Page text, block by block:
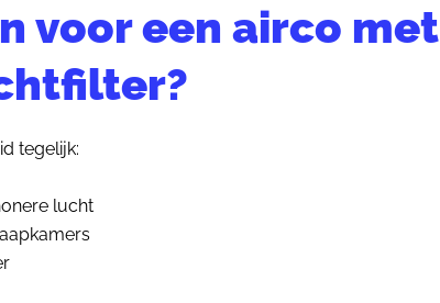
voor een airco met
tegelijk:
lucht